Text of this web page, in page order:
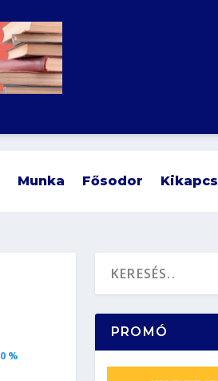
Munka Fősodor Kikapcs
0 %
PROMÓ